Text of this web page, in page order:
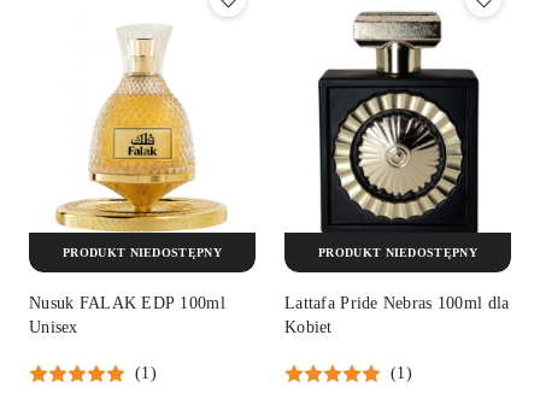
Nusuk FALAK EDP 100ml
Unisex
(1)
PRODUKT NIEDOSTĘPNY
Lattafa Pride Nebras 100ml dla
Kobiet
(1)
PRODUKT NIEDOSTĘPNY